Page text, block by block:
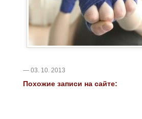
— 03. 10. 2013
Похожие записи на сайте: